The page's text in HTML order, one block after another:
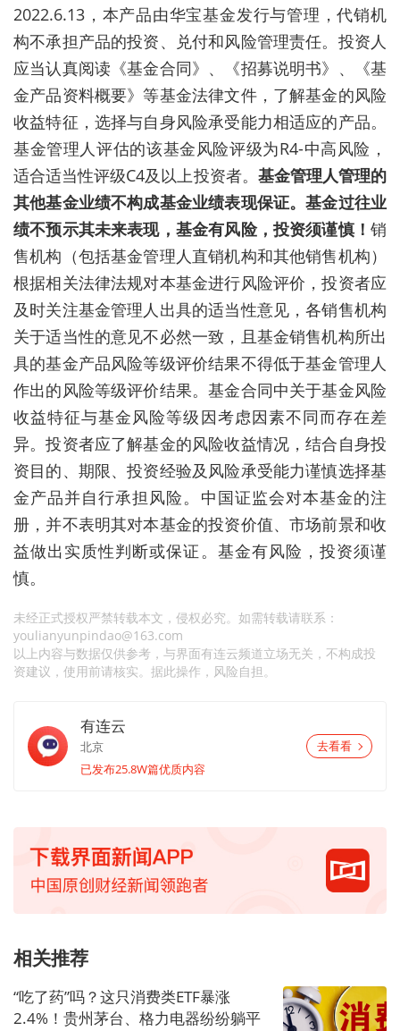
2022.6.13，本产品由华宝基金发行与管理，代销机
构不承担产品的投资、兑付和风险管理责任。投资人
应当认真阅读《基金合同》、《招募说明书》、《基
金产品资料概要》等基金法律文件，了解基金的风险
收益特征，选择与自身风险承受能力相适应的产品。
基金管理人评估的该基金风险评级为R4-中高风险，
适合适当性评级C4及以上投资者。 基金管理人管理的
其他基金业绩不构成基金业绩表现保证。基金过往业
绩不预示其未来表现，基金有风险，投资须谨慎！ 销
售机构（包括基金管理人直销机构和其他销售机构）
根据相关法律法规对本基金进行风险评价，投资者应
及时关注基金管理人出具的适当性意见，各销售机构
关于适当性的意见不必然一致，且基金销售机构所出
具的基金产品风险等级评价结果不得低于基金管理人
作出的风险等级评价结果。基金合同中关于基金风险
收益特征与基金风险等级因考虑因素不同而存在差
异。投资者应了解基金的风险收益情况，结合自身投
资目的、期限、投资经验及风险承受能力谨慎选择基
金产品并自行承担风险。中国证监会对本基金的注
册，并不表明其对本基金的投资价值、市场前景和收
益做出实质性判断或保证。基金有风险，投资须谨
慎。
未经正式授权严禁转载本文，侵权必究。如需转载请联系：
youlianyunpindao@163.com
以上内容与数据仅供参考，与界面有连云频道立场无关，不构成投
资建议，使用前请核实。据此操作，风险自担。
有连云
北京
已发布25.8W篇优质内容
去看看
相关推荐
“吃了药”吗？这只消费类ETF暴涨
2.4%！贵州茅台、格力电器纷纷躺平